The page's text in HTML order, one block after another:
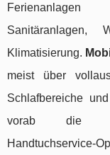
Sanitäranlagen,
Klimatisierung.
meist über
Schlafbereiche
vorab die